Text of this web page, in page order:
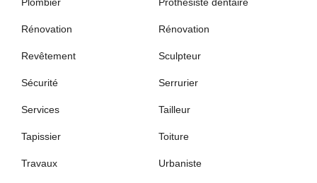
Rénovation Rénovation
Revêtement Sculpteur
Sécurité Serrurier
Services Tailleur
Tapissier Toiture
Travaux Urbaniste